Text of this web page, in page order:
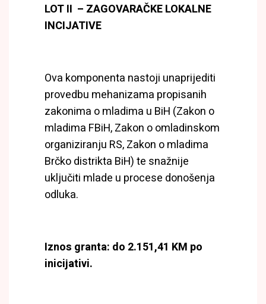
LOT II – ZAGOVARAČKE LOKALNE
INCIJATIVE
Ova komponenta nastoji unaprijediti
provedbu mehanizama propisanih
zakonima o mladima u BiH (Zakon o
mladima FBiH, Zakon o omladinskom
organiziranju RS, Zakon o mladima
Brčko distrikta BiH) te snažnije
uključiti mlade u procese donošenja
odluka.
Iznos granta: do 2.151,41 KM po
inicijativi.